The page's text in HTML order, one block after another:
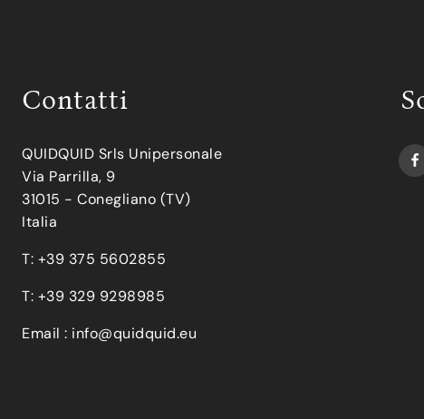
Contatti
QUIDQUID Srls Unipersonale
Via Parrilla, 9
31015 - Conegliano (TV)
Italia
T: +39 375 5602855
T: +39 329 9298985
Email : info@quidquid.eu